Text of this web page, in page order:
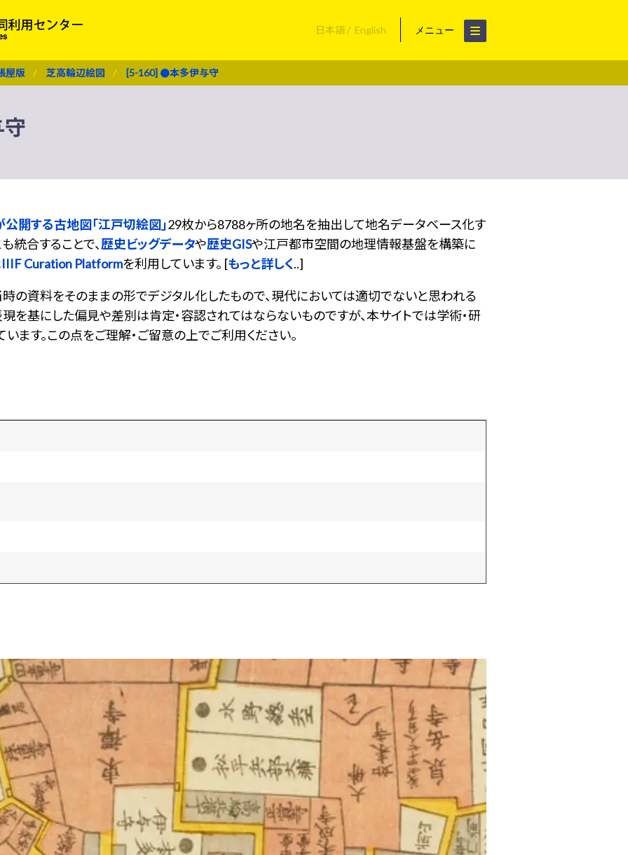
日本語 English メニュー
屋版 芝高輪辺絵図 [5-160] ●本多伊与守
開する古地図「江戸切絵図」29枚から8788ヶ所の地名を抽出して地名データベース化す
統合することで、歴史ビッグデータや歴史GISや江戸都市空間の地理情報基盤を構築に
IIIF Curation Platformを利用しています。 [もっと詳しく..]
の資料をそのままの形でデジタル化したもので、現代においては適切でないと思われる
を基にした偏見や差別は肯定・容認されてはならないものですが、本サイトでは学術・研
ます。この点をご理解・ご留意の上でご利用ください。